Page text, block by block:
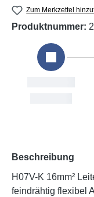
Zum Merkzettel
Produktnummer:
Beschreibung
H07V-K 16mm²
feindrähtig flexibel